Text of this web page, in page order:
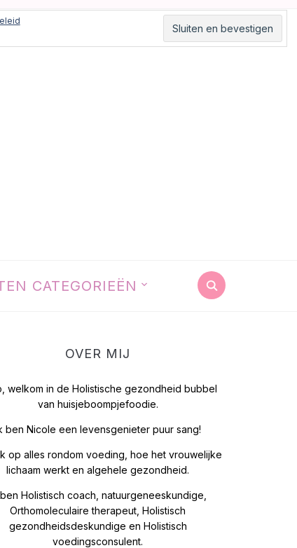
CATEGORIEËN
OVER MIJ
welkom in de Holistische gezondheid bubbel
van huisjeboompjefoodie.
ben Nicole een levensgenieter puur sang!
op alles rondom voeding, hoe het vrouwelijke
lichaam werkt en algehele gezondheid.
Holistisch coach, natuurgeneeskundige,
Orthomoleculaire therapeut, Holistisch
gezondheidsdeskundige en Holistisch
voedingsconsulent.